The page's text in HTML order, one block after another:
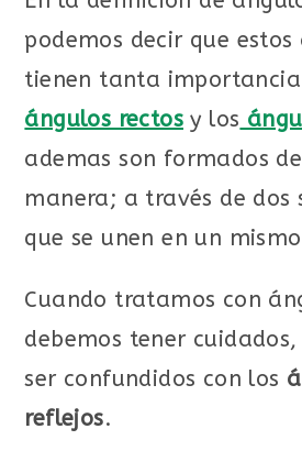
podemos decir que estos
tienen tanta
ángulos rectos y los
ademas son formados
manera; a través de dos
que se unen en un
Cuando tratamos con
debemos tener
ser confundidos con los
reflejos.